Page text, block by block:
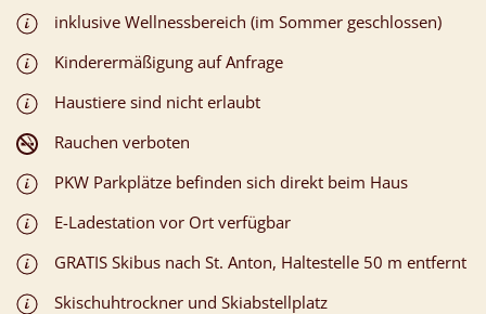
inklusive Wellnessbereich (im Sommer geschlossen)
Kinderermäßigung auf Anfrage
Haustiere sind nicht erlaubt
Rauchen verboten
PKW Parkplätze befinden sich direkt beim Haus
E-Ladestation vor Ort verfügbar
GRATIS Skibus nach St. Anton, Haltestelle 50 m entfernt
Skischuhtrockner und Skiabstellplatz